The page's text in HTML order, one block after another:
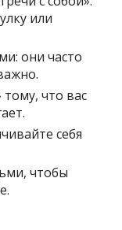
или
они часто
что вас
себя
чтобы